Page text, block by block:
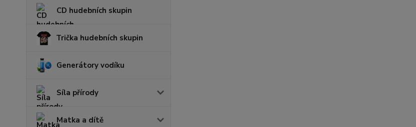
CD hudebních skupin
Trička hudebních skupin
Generátory vodíku
Síla přírody
Matka a dítě